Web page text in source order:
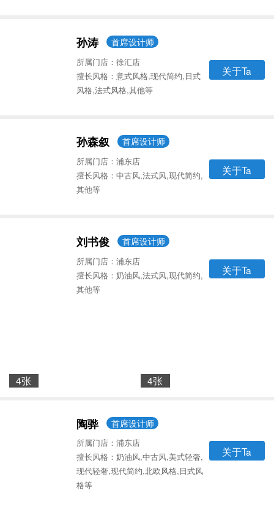
孙涛 首席设计师
所属门店：徐汇店
擅长风格：意式风格,现代简约,日式
风格,法式风格,其他等
关于Ta
孙森叙 首席设计师
所属门店：浦东店
擅长风格：中古风,法式风,现代简约,
其他等
关于Ta
刘书俊 首席设计师
所属门店：浦东店
擅长风格：奶油风,法式风,现代简约,
其他等
关于Ta
4张 4张
陶骅 首席设计师
所属门店：浦东店
擅长风格：奶油风,中古风,美式轻奢,
现代轻奢,现代简约,北欧风格,日式风
格等
关于Ta